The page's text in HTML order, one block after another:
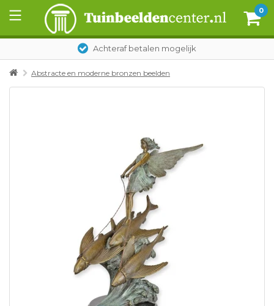
0
Achteraf betalen mogelijk
Abstracte en moderne bronzen beelden